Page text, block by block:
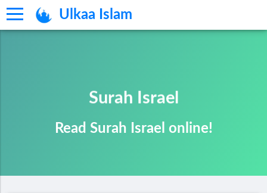
Ulkaa Islam
Surah Israel
Read Surah Israel online!